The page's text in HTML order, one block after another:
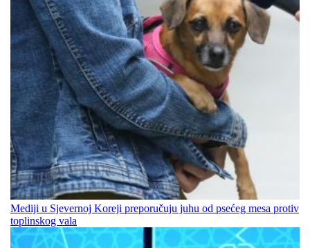
Mediji u Sjevernoj Koreji preporučuju juhu od psećeg mesa protiv
toplinskog vala